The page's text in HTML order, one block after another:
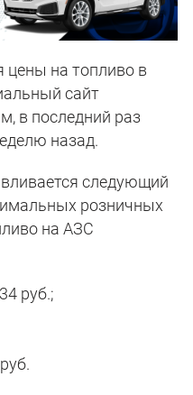
цены на топливо в
сайт
в последний раз
назад.
следующий
розничных
на АЗС
руб.;